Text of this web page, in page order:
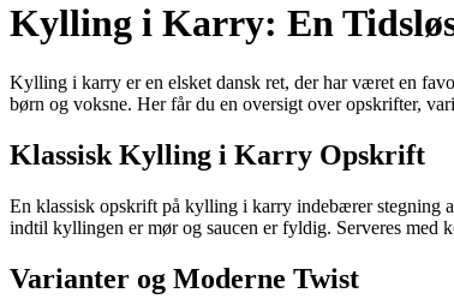
Kylling i Karry: En
Kylling i karry er en elsket dansk ret, der har været en
børn og voksne. Her får du en oversigt over opskrifter,
Klassisk Kylling i Karry Opskrift
En klassisk opskrift på kylling i karry indebærer stegning
indtil kyllingen er mør og saucen er fyldig. Serveres med
Varianter og Moderne Twist